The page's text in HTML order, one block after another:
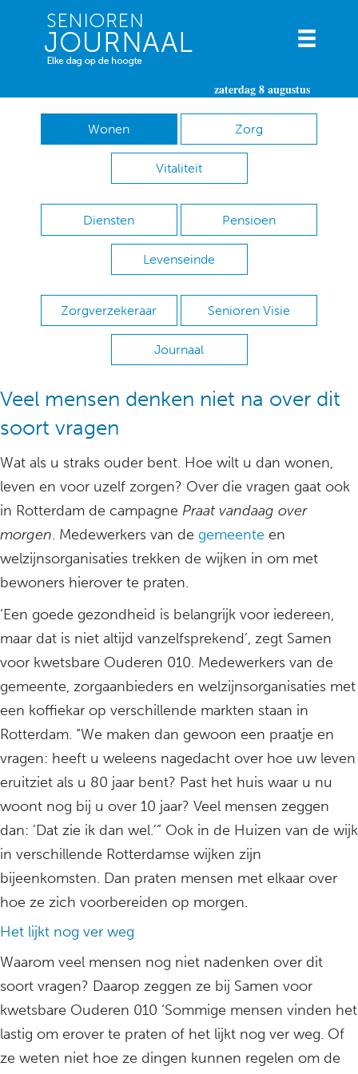
zaterdag 8 augustus
Wonen Zorg
Vitaliteit
Diensten Pensioen
Levenseinde
Zorgverzekeraar Senioren Visie
Journaal
Veel mensen denken niet na over dit
soort vragen
Wat als u straks ouder bent. Hoe wilt u dan wonen,
leven en voor uzelf zorgen? Over die vragen gaat ook
in Rotterdam de campagne Praat vandaag over
morgen. Medewerkers van de gemeente en
welzijnsorganisaties trekken de wijken in om met
bewoners hierover te praten.
‘Een goede gezondheid is belangrijk voor iedereen,
maar dat is niet altijd vanzelfsprekend’, zegt Samen
voor kwetsbare Ouderen 010. Medewerkers van de
gemeente, zorgaanbieders en welzijnsorganisaties met
een koffiekar op verschillende markten staan in
Rotterdam. “We maken dan gewoon een praatje en
vragen: heeft u weleens nagedacht over hoe uw leven
eruitziet als u 80 jaar bent? Past het huis waar u nu
woont nog bij u over 10 jaar? Veel mensen zeggen
dan: ‘Dat zie ik dan wel.’” Ook in de Huizen van de wijk
in verschillende Rotterdamse wijken zijn
bijeenkomsten. Dan praten mensen met elkaar over
hoe ze zich voorbereiden op morgen.
Het lijkt nog ver weg
Waarom veel mensen nog niet nadenken over dit
soort vragen? Daarop zeggen ze bij Samen voor
kwetsbare Ouderen 010 ‘Sommige mensen vinden het
lastig om erover te praten of het lijkt nog ver weg. Of
ze weten niet hoe ze dingen kunnen regelen om de